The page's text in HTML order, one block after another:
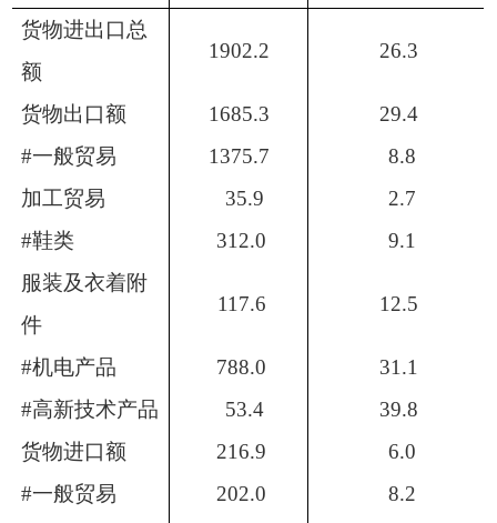
货物进出口总
额
1902.2 26.3
货物出口额 1685.3
29.4
#一般贸易 1375.7
8.8
加工贸易
35.9
2.7
#鞋类 312.0
9.1
服装及衣着附
件
117.6 12.5
#机电产品 788.0
31.1
#高新技术产品 53.4
39.8
货物进口额
216.9
6.0
#一般贸易 202.0
8.2